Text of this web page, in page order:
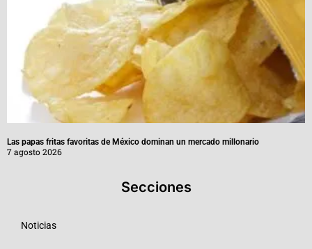
Las papas fritas favoritas de México dominan un mercado millonario
7 agosto 2026
Secciones
Noticias